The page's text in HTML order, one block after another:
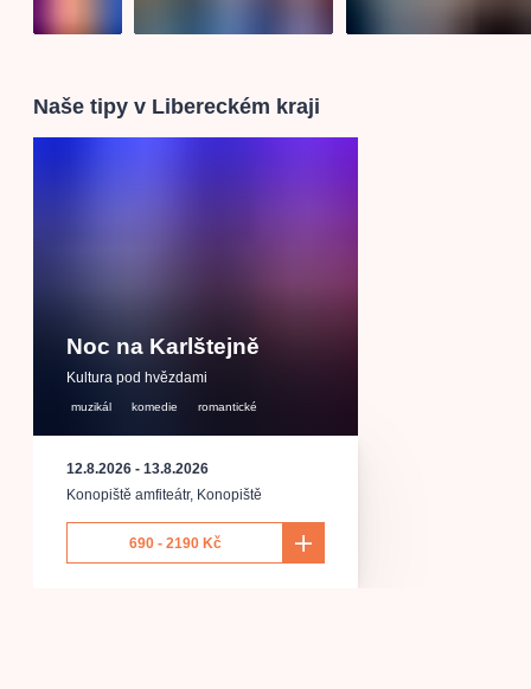
Naše tipy v Libereckém kraji
Noc na Karlštejně
Kultura pod hvězdami
muzikál komedie romantické
12.8.2026 - 13.8.2026
Konopiště amfiteátr, Konopiště
690 - 2190 Kč